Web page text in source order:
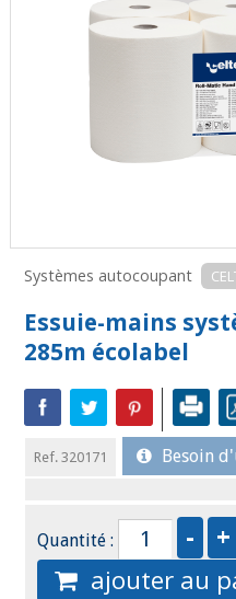
Systèmes autocoupant
Essuie-mains
285m écolabel
Ref. 320171 Besoin
Quantité :
ajouter au